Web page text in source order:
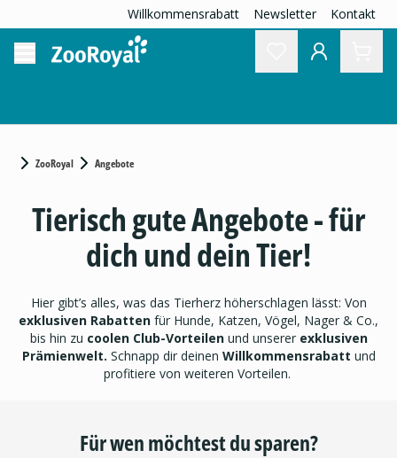
Willkommensrabatt Newsletter Kontakt
ZooRoyal Angebote
Tierisch gute Angebote - für
dich und dein Tier!
Hier gibt’s alles, was das Tierherz höherschlagen lässt: Von
exklusiven Rabatten für Hunde, Katzen, Vögel, Nager & Co.,
bis hin zu coolen Club-Vorteilenund unserer exklusiven
Prämienwelt. Schnapp dir deinen Willkommensrabatt und
profitiere von weiteren Vorteilen.
Für wen möchtest du sparen?